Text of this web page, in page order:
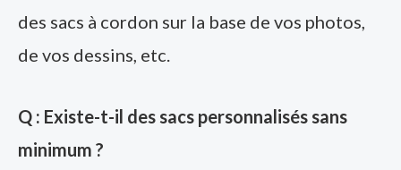
des sacs à cordon sur la base de vos photos,
de vos dessins, etc.
Q : Existe-t-il des sacs personnalisés sans
minimum ?